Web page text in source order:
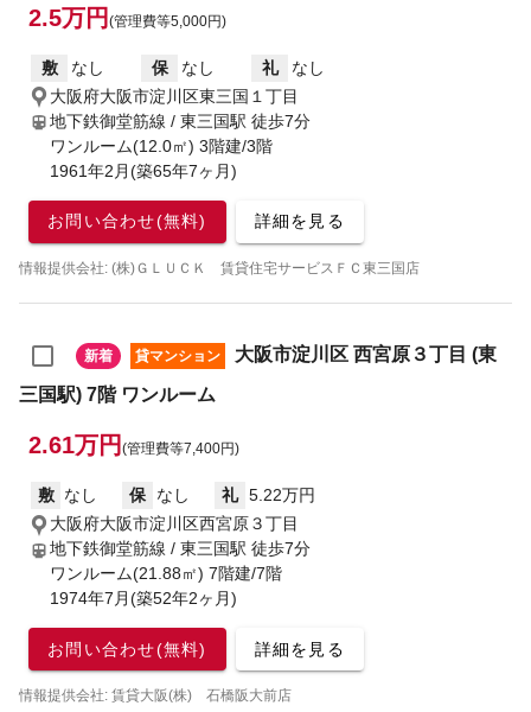
2.5万円 (管理費等5,000円)
敷 なし 保 なし 礼
なし
大阪府大阪市淀川区東三国１丁目
地下鉄御堂筋線 / 東三国駅 徒歩7分
ワンルーム(12.0㎡) 3階建/3階
1961年2月(築65年7ヶ月)
お問い合わせ(無料) 詳細を見る
情報提供会社: (株)ＧＬＵＣＫ 賃貸住宅サービスＦＣ東三国店
新着 貸マンション
大阪市淀川区 西宮原３丁目 (東
三国駅) 7階 ワンルーム
2.61万円 (管理費等7,400円)
敷 なし 保 なし 礼 5.22万円
大阪府大阪市淀川区西宮原３丁目
地下鉄御堂筋線 / 東三国駅 徒歩7分
ワンルーム(21.88㎡) 7階建/7階
1974年7月(築52年2ヶ月)
お問い合わせ(無料) 詳細を見る
情報提供会社: 賃貸大阪(株) 石橋阪大前店